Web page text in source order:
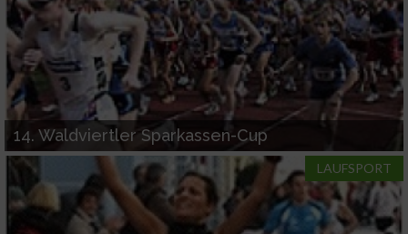
14. Waldviertler Sparkassen-Cup
LAUFSPORT